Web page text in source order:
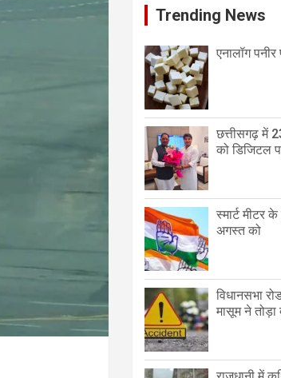
Trending News
एनालॉग
छत्तीसगढ़ में
को डिजिटल
स्मार्ट मीटर
अगस्त को
विधानसभा
मासूम ने तोड़ा